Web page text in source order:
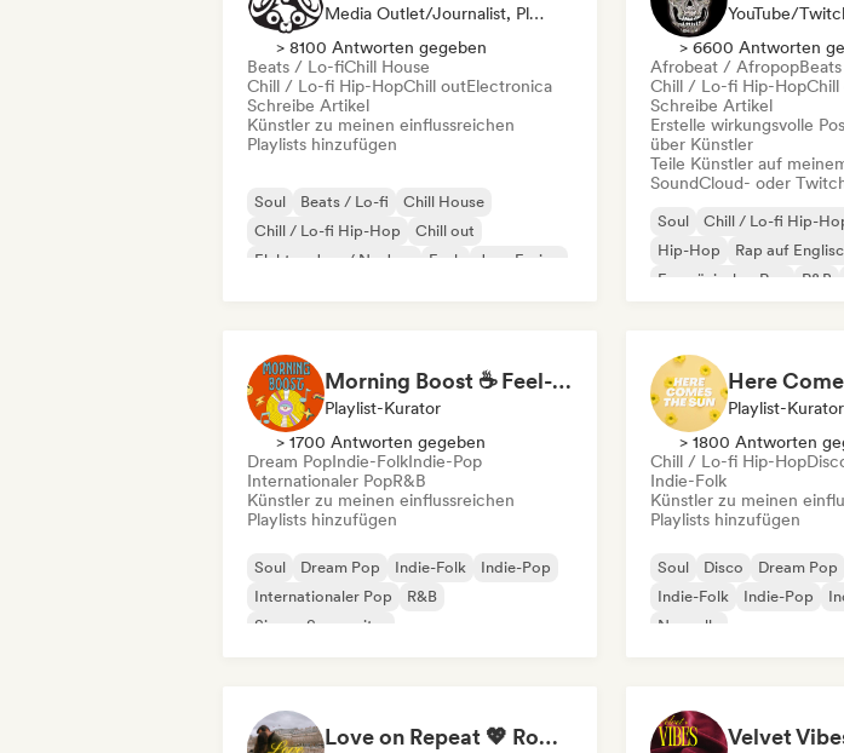
Media Outlet/Journalist, Playlist-Kurator
> 8100 Antworten gegeben
Beats / Lo-fiChill House
Chill / Lo-fi Hip-HopChill outElectronica
Schreibe Artikel
Künstler zu meinen einflussreichen
Playlists hinzufügen
Soul Beats / Lo-fi
Chill House
Chill / Lo-fi Hip-Hop
Chill out
Elektro-Jazz / Nu Jazz
Funk Jazz-Fusion
> 6600 Antworten
Afrobeat / Afropop
Chill / Lo-fi Hip-HopChill
Schreibe Artikel
Erstelle wirkungsvolle
über Künstler
Teile Künstler auf
SoundCloud- oder
Soul Chill / Lo-fi Hip-
Hip-Hop
Rap auf
Französischer Rap
R&B
Morning Boost ☕ Feel-Good Funk, Soul & Neo-Soul to Wake Up
Playlist-Kurator
> 1700 Antworten gegeben
Dream PopIndie-FolkIndie-Pop
Internationaler PopR&B
Künstler zu meinen einflussreichen
Playlists hinzufügen
Soul Dream Pop Indie-Folk
Indie-Pop
Internationaler Pop
R&B
Singer-Songwriter
Here
Playlist-Kurator
> 1800 Antworten
Chill / Lo-fi Hip-Hop
Indie-Folk
Künstler zu meinen
Playlists hinzufügen
Soul Disco Dream Pop
Indie-Folk
Indie-Pop
Nouvelle
Love on Repeat 💖 Romantic Indie Pop, Neo Soul & Singer-Songwriter Velvet